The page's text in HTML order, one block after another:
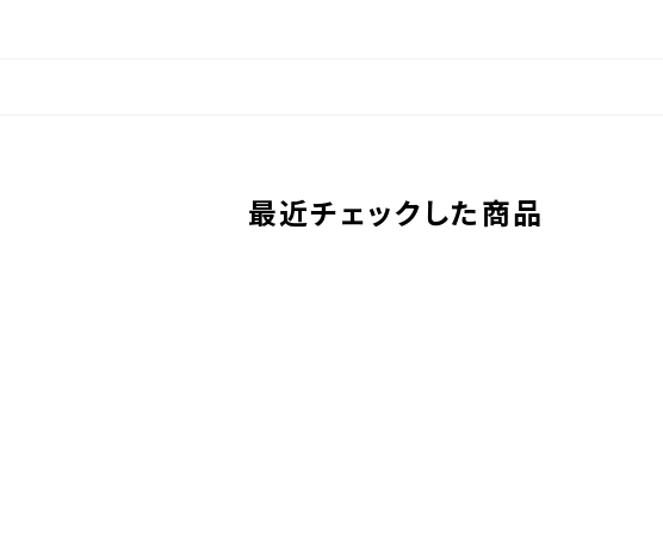
最近チェックした商品